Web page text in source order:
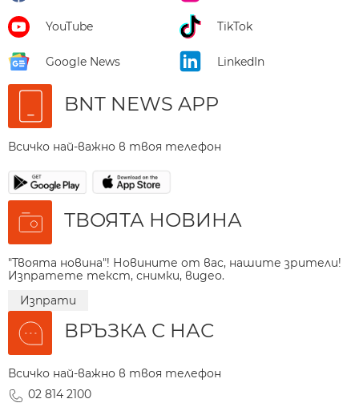
YouTube TikTok
Google News LinkedIn
BNT NEWS APP
Всичко най-важно в твоя телефон
ТВОЯТА НОВИНА
"Твоята новина"! Новините от вас, нашите зрители!
Изпратете текст, снимки, видео.
Изпрати
ВРЪЗКА С НАС
Всичко най-важно в твоя телефон
02 814 2100